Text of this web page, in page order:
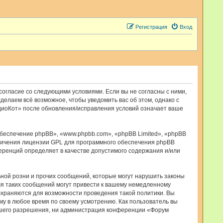
Вход
Регистрация
со следующими условиями. Если вы не согласны с ними,
всё возможное, чтобы уведомить вас об этом, однако с
после обновления/исправления условий означает ваше
phpBB», «www.phpbb.com», «phpBB Limited», «phpBB
лицензии GPL для программного обеспечения phpBB
определяет в качестве допустимого содержания и/или
розни и прочих сообщений, которые могут нарушить законы
сообщений могут привести к вашему немедленному
для возможности проведения такой политики. Вы
в любое время по своему усмотрению. Как пользователь вы
разрешения, ни администрация конференции «Форум